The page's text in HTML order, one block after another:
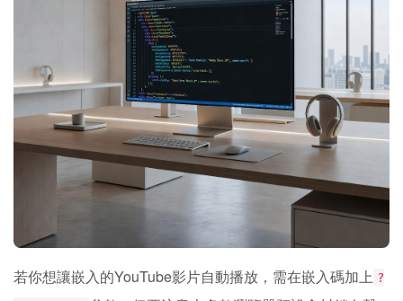
若你想讓嵌入的YouTube影片自動播放，需在嵌入碼加上 ?